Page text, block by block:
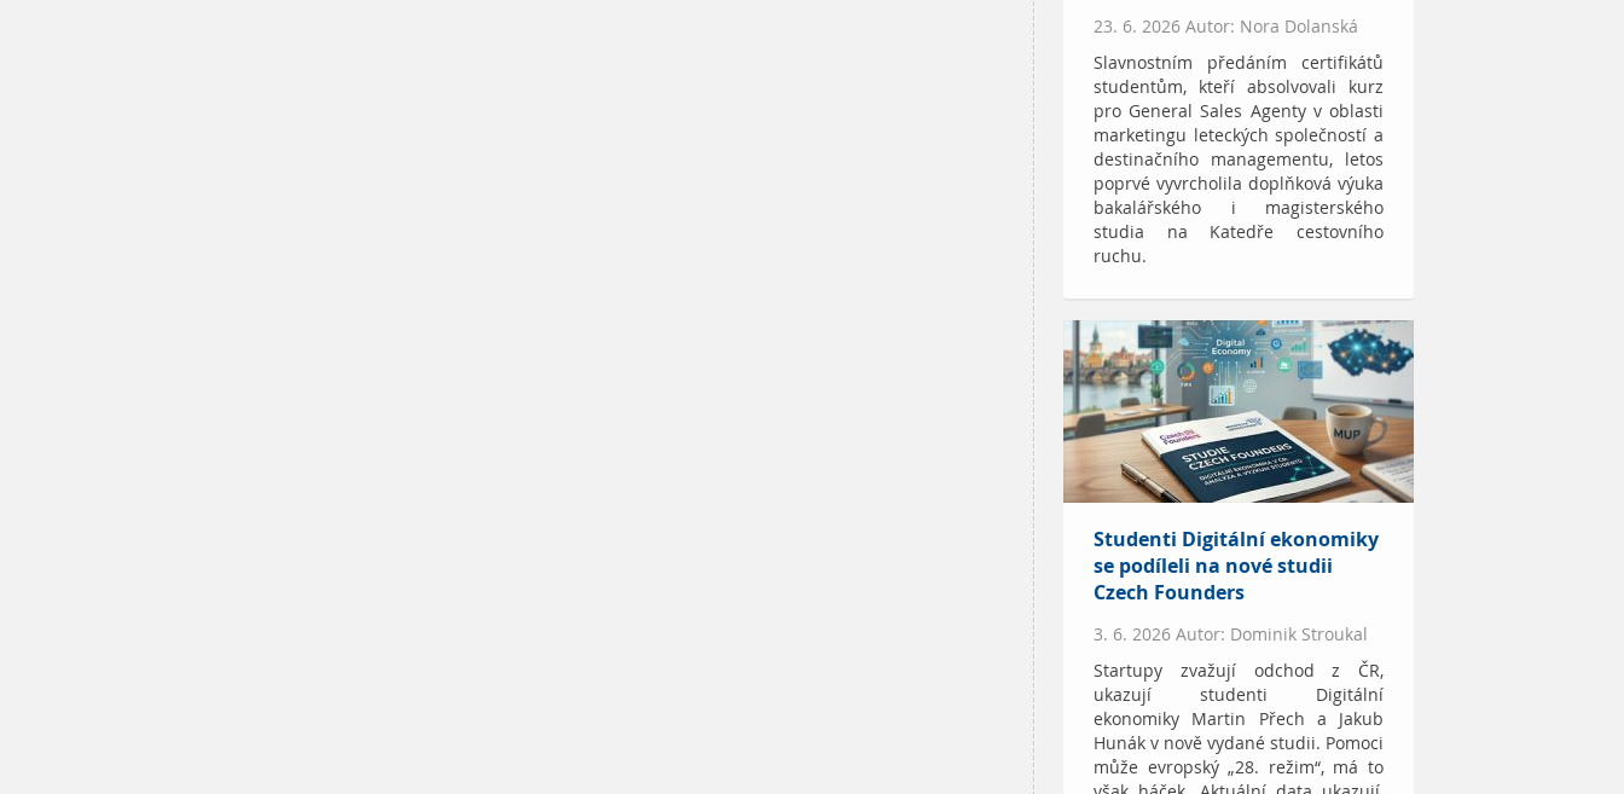
23. 6. 2026 Autor: Nora Dolanská
Slavnostním předáním certifikátů
studentům, kteří absolvovali kurz
pro General Sales Agenty v oblasti
marketingu leteckých společností a
destinačního managementu, letos
poprvé vyvrcholila doplňková výuka
bakalářského i magisterského
studia na Katedře cestovního
ruchu.
Studenti Digitální ekonomiky
se podíleli na nové studii
Czech Founders
3. 6. 2026 Autor: Dominik Stroukal
Startupy zvažují odchod z ČR,
ukazují studenti Digitální
ekonomiky Martin Přech a Jakub
Hunák v nově vydané studii. Pomoci
může evropský „28. režim“, má to